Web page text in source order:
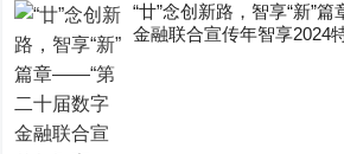
“廿”念创新路，智享“新”
金融联合宣传年智享2024